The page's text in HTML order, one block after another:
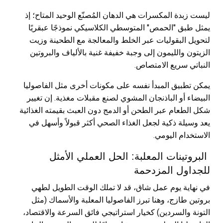
ليست زبدة المكسرات هي الدهان المُصنّع الوحيد المتاح؛ إذ
يمثل طبق "الحمص" المتوسطي الكلاسيكي نموذجًا عبقريًا
لتحويل البقوليات عبر الخلط والمعالجة مع الطحينة وزيت
الزيتون والليمون إلى وجبة خفيفة غنية بالألياف والبروتين
النباتي سريع الامتصاص.
يمكن تطبيق المبدأ نفسه على مكونات أخرى مثل الفاصوليا
البيضاء أو الباذنجان المشوي لصنع مقبلات مغذية. إن تغيير
شكل الطعام عبر الطحن أو الدمج دون العبث بقيمته الغذائية
يعد وسيلة ذكية لجعل الغذاء الصحي أكثر قبولاً وأسهل في
الاستخدام اليومي.
البروتينات المعلبة: الحل العملي الأمثل
للجداول المزدحمة
في نهاية يوم عمل شاق، قد لا تملك الوقت الطويل لطهي
بروتين طازج، وهنا تبرز الفاصوليا المعلبة والأسماك (مثل
التونة والسردين) كخيار استراتيجي فائق السرعة والاقتصاد،